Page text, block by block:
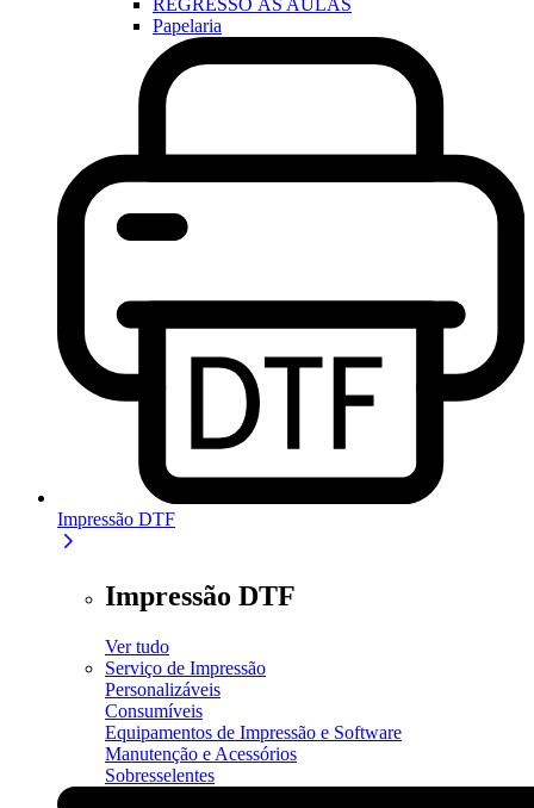
Papelaria
Impressão DTF
Impressão DTF
Ver tudo
Serviço de Impressão
Personalizáveis
Consumíveis
Equipamentos de Impressão e Software
Manutenção e Acessórios
Sobresselentes